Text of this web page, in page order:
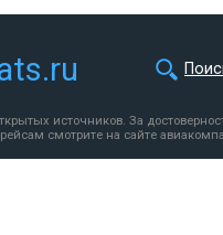
источников. За
смотрите на сайте